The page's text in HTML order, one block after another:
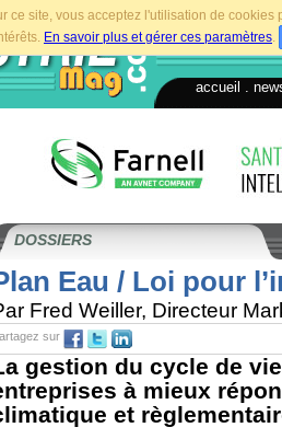
ce site, vous acceptez l'utilisation de
En savoir plus et gérer ces paramètres.
accueil
DOSSIERS
Eau / Loi pour
Fred Weiller, Directeur
sur
gestion du cycle de
à mieux
et